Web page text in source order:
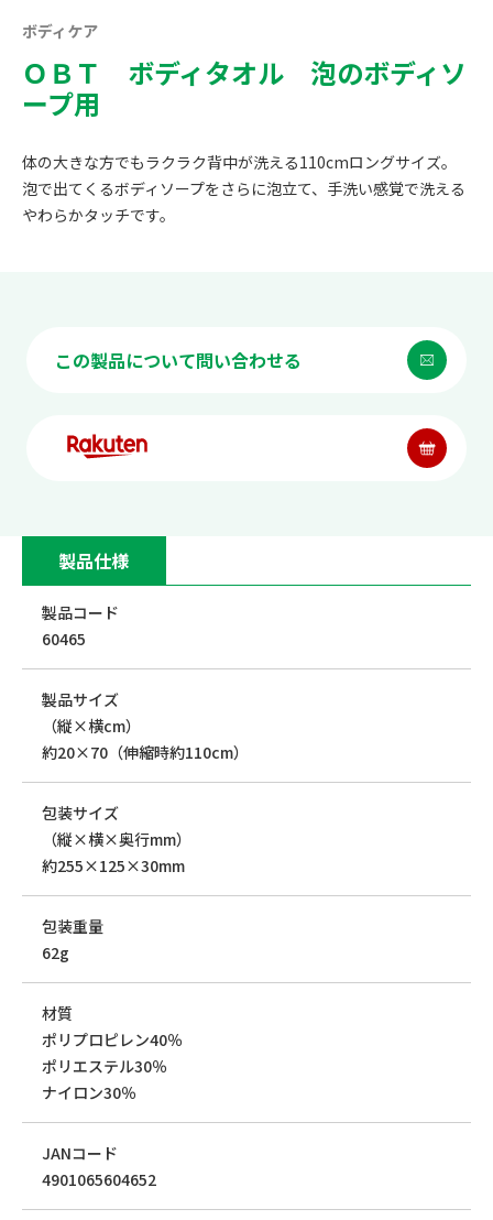
ボディケア
ＯＢＴ ボディタオル 泡のボディソ
ープ用
体の大きな方でもラクラク背中が洗える110cmロングサイズ。
泡で出てくるボディソープをさらに泡立て、手洗い感覚で洗える
やわらかタッチです。
製品仕様
製品コード
60465
製品サイズ
（縦×横cm）
約20×70（伸縮時約110cm）
包装サイズ
（縦×横×奥行mm）
約255×125×30mm
包装重量
62g
材質
ポリプロピレン40％
ポリエステル30％
ナイロン30％
JANコード
4901065604652
この製品について問い合わせる